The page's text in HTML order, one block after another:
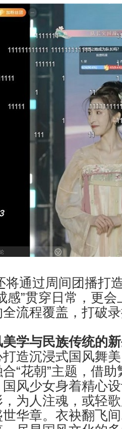
将通过周间团播打
感”贯穿日常，更会
流程覆盖，打破
学与民族传统的
造沉浸式国风舞
“花朝”主题，借助
风少女身着精心
为人注魂，或轻
华章。衣袂翻飞